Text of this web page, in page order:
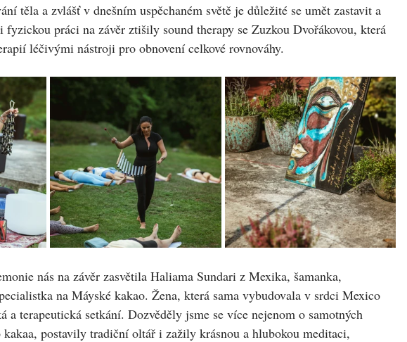
těla a zvlášť v dnešním uspěchaném světě je důležité se umět zastavit a
práci na závěr ztišily sound therapy se Zuzkou Dvořákovou, která
léčivými nástroji pro obnovení celkové rovnováhy.
nás na závěr zasvětila Haliama Sundari z Mexika, šamanka,
na Máyské kakao. Žena, která sama vybudovala v srdci Mexico
a terapeutická setkání. Dozvěděly jsme se více nejenom o samotných
postavily tradiční oltář i zažily krásnou a hlubokou meditaci,